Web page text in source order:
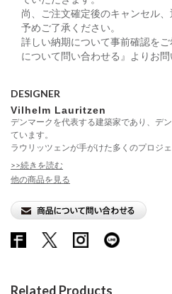
尚、ご注文確定後のキャンセル、
予めご了承ください。
詳しい納期について事前確認を
について問い合わせる』よりお問
DESIGNER
Vilhelm Lauritzen
デンマークを代表する建築家であり、デ
ています。
ラウリッツェンが手がけた多くのプロジ
>>続きを読む
他の商品を見る
Related Products